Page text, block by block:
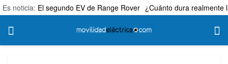
Es noticia: El segundo EV de Range Rover ¿Cuánto dura realmente